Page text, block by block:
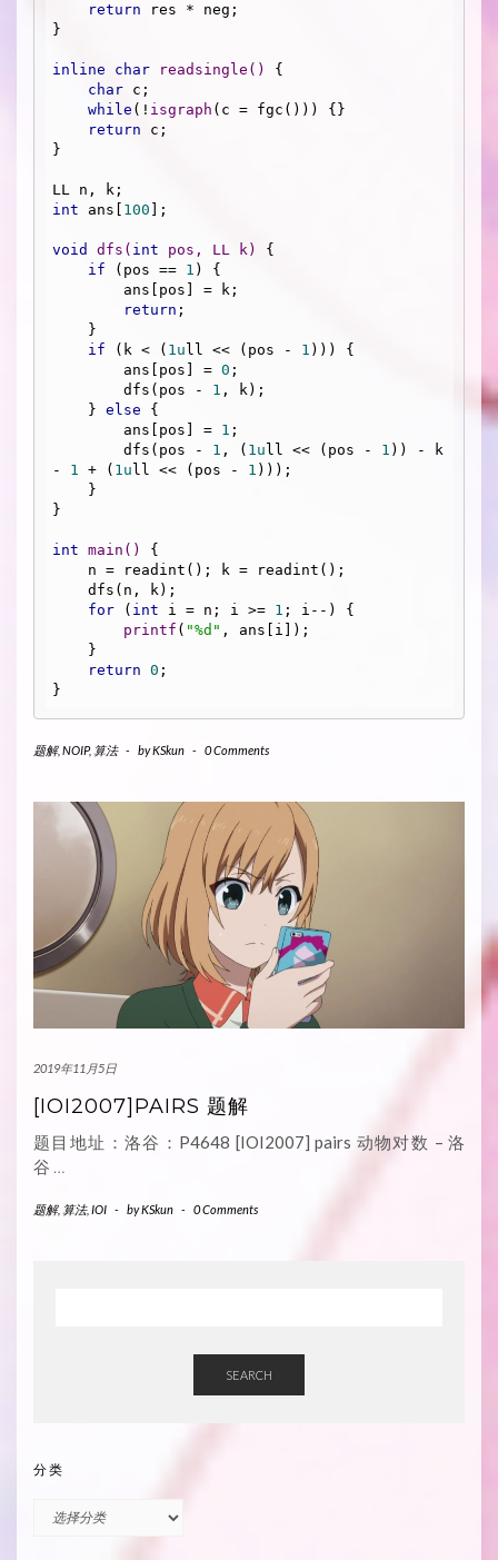
return res * neg;
}
inline char readsingle ()
{
char c;
while (! isgraph (c = fgc())) {}
return c;
}
int ans[ 100 ];
void dfs ( int pos, LL k)
{
if (pos == 1 ) {
return ;
if (k < ( 1u ll << (pos - 1 ))) {
        ans[pos] =
0 ;
        dfs(pos -
1 , k);
    }
else {
        ans[pos] =
1 ;
        dfs(pos -
1 , ( 1u ll << (pos - 1 )) - k
- 1 + ( 1u ll << (pos - 1 )));
}
int main ()
{
for ( int i = n; i >= 1 ; i--) {
printf ( "%d" , ans[i]);
return 0 ;
}
题解, NOIP, 算法 - byKSkun - 0 Comments
2019年11月5日
[IOI2007]PAIRS 题解
题目地址：洛谷：P4648 [IOI2007] pairs 动物对数 – 洛
谷 …
题解, 算法, IOI - byKSkun - 0 Comments
SEARCH
分类